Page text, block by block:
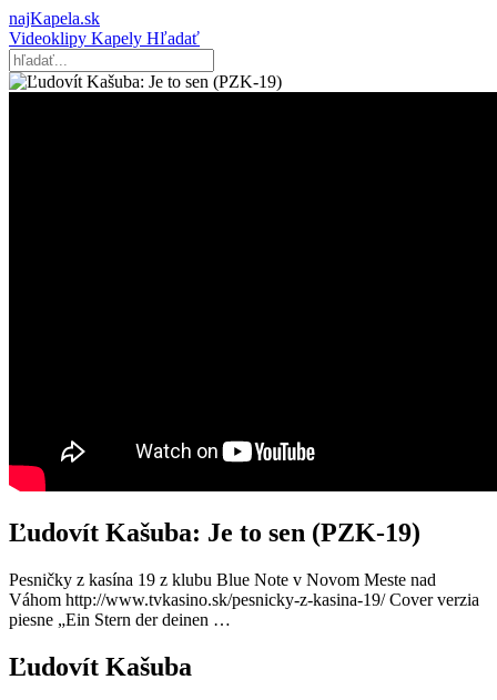
najKapela.sk
Videoklipy Kapely Hľadať
Ľudovít Kašuba: Je to sen (PZK-19)
Pesničky z kasína 19 z klubu Blue Note v Novom Meste nad
Váhom http://www.tvkasino.sk/pesnicky-z-kasina-19/ Cover verzia
piesne „Ein Stern der deinen …
Ľudovít Kašuba